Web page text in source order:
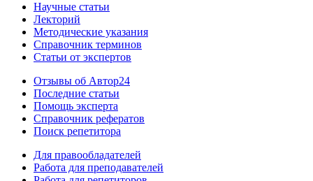
Научные статьи
Лекторий
Методические указания
Справочник терминов
Статьи от экспертов
Отзывы об Автор24
Последние статьи
Помощь эксперта
Справочник рефератов
Поиск репетитора
Для правообладателей
Работа для преподавателей